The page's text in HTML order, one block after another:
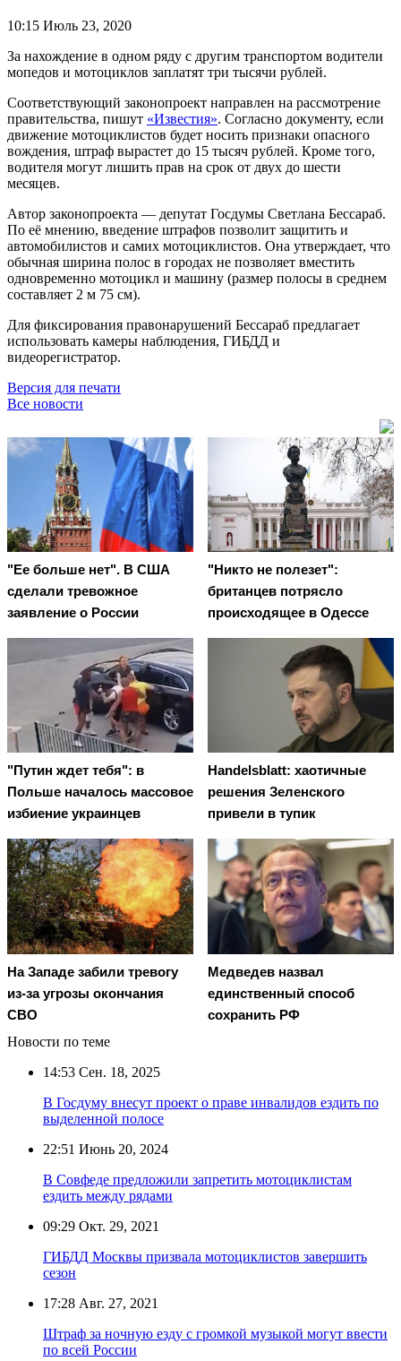
10:15 Июль 23, 2020
За нахождение в одном ряду с другим транспортом водители
мопедов и мотоциклов заплатят три тысячи рублей.
Соответствующий законопроект направлен на рассмотрение
правительства, пишут «Известия». Согласно документу, если
движение мотоциклистов будет носить признаки опасного
вождения, штраф вырастет до 15 тысяч рублей. Кроме того,
водителя могут лишить прав на срок от двух до шести
месяцев.
Автор законопроекта — депутат Госдумы Светлана Бессараб.
По её мнению, введение штрафов позволит защитить и
автомобилистов и самих мотоциклистов. Она утверждает, что
обычная ширина полос в городах не позволяет вместить
одновременно мотоцикл и машину (размер полосы в среднем
составляет 2 м 75 см).
Для фиксирования правонарушений Бессараб предлагает
использовать камеры наблюдения, ГИБДД и
видеорегистратор.
Версия для печати
Все новости
"Ее больше нет". В США
сделали тревожное
заявление о России
"Никто не полезет":
британцев потрясло
происходящее в Одессе
"Путин ждет тебя": в
Польше началось массовое
избиение украинцев
Handelsblatt: хаотичные
решения Зеленского
привели в тупик
На Западе забили тревогу
из-за угрозы окончания
СВО
Медведев назвал
единственный способ
сохранить РФ
Новости по теме
14:53 Сен. 18, 2025
В Госдуму внесут проект о праве инвалидов ездить по
выделенной полосе
22:51 Июнь 20, 2024
В Совфеде предложили запретить мотоциклистам
ездить между рядами
09:29 Окт. 29, 2021
ГИБДД Москвы призвала мотоциклистов завершить
сезон
17:28 Авг. 27, 2021
Штраф за ночную езду с громкой музыкой могут ввести
по всей России